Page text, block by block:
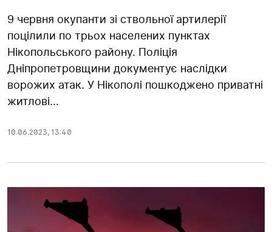
9 червня окупанти зі ствольної артилерії
поцілили по трьох населених пунктах
Нікопольського району. Поліція
Дніпропетровщини документує наслідки
ворожих атак. У Нікополі пошкоджено приватні
житлові...
10.06.2023, 13:40